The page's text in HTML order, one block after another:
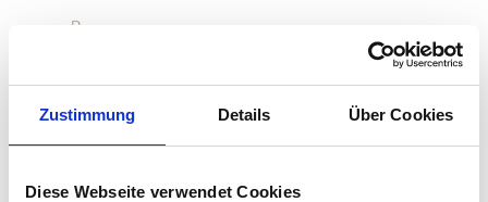
Zustimmung Details Über Cookies
Diese Webseite verwendet Cookies
P
pad